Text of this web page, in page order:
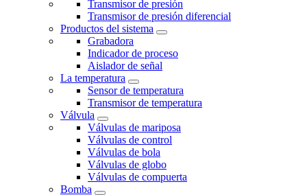
Transmisor de presión
Transmisor de presión diferencial
Productos del sistema
Grabadora
Indicador de proceso
Aislador de señal
La temperatura
Sensor de temperatura
Transmisor de temperatura
Válvula
Válvulas de mariposa
Válvulas de control
Válvulas de bola
Válvulas de globo
Válvulas de compuerta
Bomba